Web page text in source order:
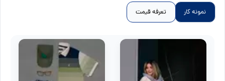
نمونه کار تعرفه قیمت